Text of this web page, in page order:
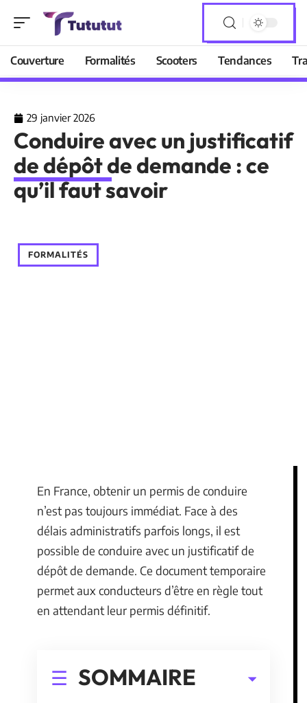
Couverture Formalités Scooters Tendances
29 janvier 2026
Conduire avec un justificatif
de dépôt de demande : ce
qu’il faut savoir
FORMALITÉS
En France, obtenir un permis de conduire
n’est pas toujours immédiat. Face à des
délais administratifs parfois longs, il est
possible de conduire avec un justificatif de
dépôt de demande. Ce document temporaire
permet aux conducteurs d’être en règle tout
en attendant leur permis définitif.
SOMMAIRE